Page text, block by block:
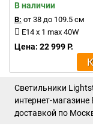
В наличии
В: от 38 до 109.5 см
E14 x 1 max 40W
Цена: 22 999 Р.
Светильники
интернет-
доставкой по